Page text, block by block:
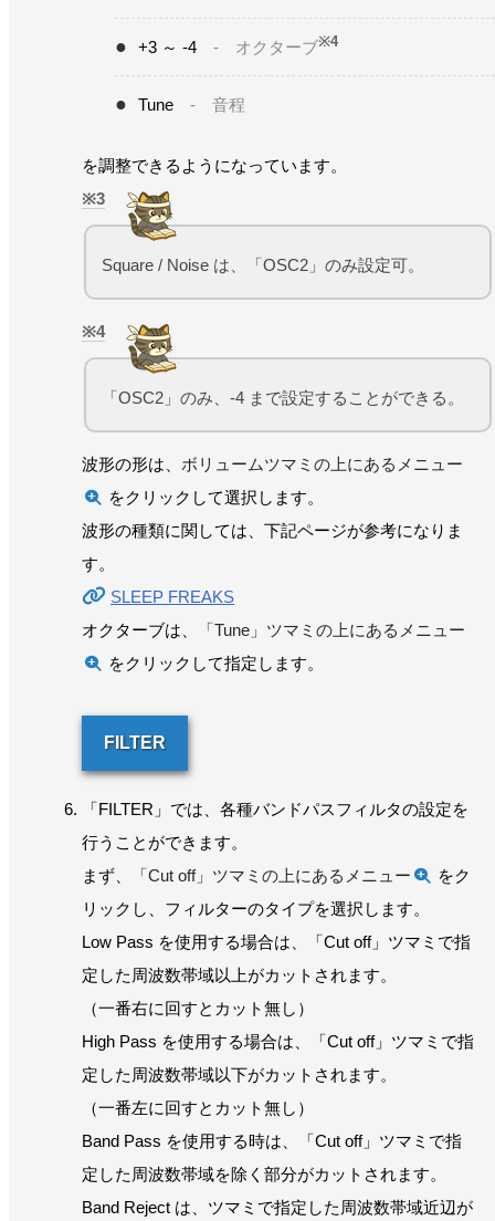
+3 ～ -4 - オクターブ※4
Tune - 音程
を調整できるようになっています。
3
Square / Noise は、「OSC2」のみ設定可。
4
「OSC2」のみ、-4 まで設定することができる。
波形の形は、 ボリュームツマミの上にあるメニュー
をクリックして選択します。
波形の種類に関しては、下記ページが参考になりま
す。
SLEEP FREAKS
オクターブは、
「Tune」ツマミの上にあるメニュー
をクリックして指定します。
FILTER
「FILTER」では、各種バンドパスフィルタの設定を
行うことができます。
まず、
「Cut off」ツマミの上にあるメニュー
をク
リックし、フィルターのタイプを選択します。
Low Pass を使用する場合は、「Cut off」ツマミで指
定した周波数帯域以上がカットされます。
（一番右に回すとカット無し）
High Pass を使用する場合は、「Cut off」ツマミで指
定した周波数帯域以下がカットされます。
（一番左に回すとカット無し）
Band Pass を使用する時は、「Cut off」ツマミで指
定した周波数帯域を除く部分がカットされます。
Band Reject は、ツマミで指定した周波数帯域近辺が